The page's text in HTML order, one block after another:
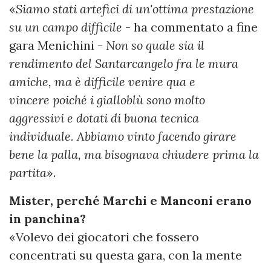
«Siamo stati artefici di un'ottima prestazione
su un campo difficile - ha commentato a fine
gara Menichini - Non so quale sia il
rendimento del Santarcangelo fra le mura
amiche, ma è difficile venire qua e
vincere poiché i gialloblù sono molto
aggressivi e dotati di buona tecnica
individuale. Abbiamo vinto facendo girare
bene la palla, ma bisognava chiudere prima la
partita».
Mister, perché Marchi e Manconi erano
in panchina?
«Volevo dei giocatori che fossero
concentrati su questa gara, con la mente